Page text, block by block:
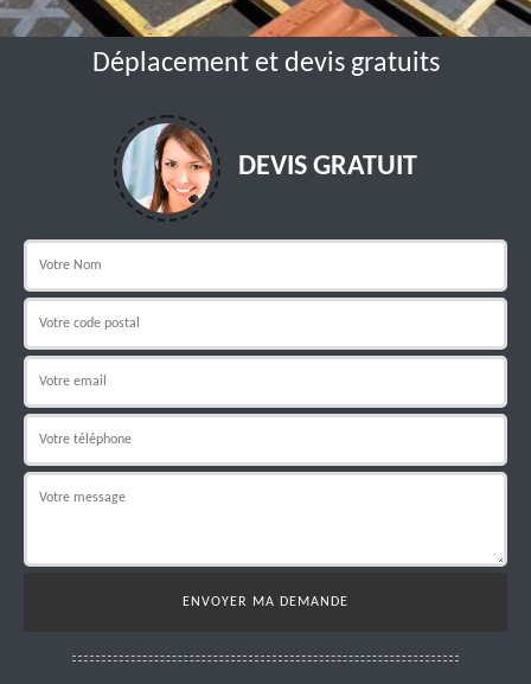
Déplacement et devis gratuits
DEVIS GRATUIT